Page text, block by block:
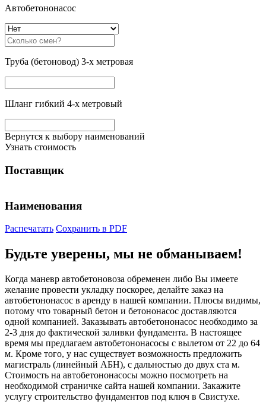
Автобетононасос
Труба (бетоновод) 3-х метровая
Шланг гибкий 4-х метровый
Вернутся к выбору наименований
Узнать стоимость
Поставщик
Наименования
Распечатать Сохранить в PDF
Будьте уверены, мы не обманываем!
Когда маневр автобетоновоза обременен либо Вы имеете
желание провести укладку поскорее, делайте заказ на
автобетононасос в аренду в нашей компании. Плюсы видимы,
потому что товарный бетон и бетононасос доставляются
одной компанией. Заказывать автобетононасос необходимо за
2-3 дня до фактической заливки фундамента. В настоящее
время мы предлагаем автобетононасосы с вылетом от 22 до 64
м. Кроме того, у нас существует возможность предложить
магистраль (линейный АБН), с дальностью до двух ста м.
Стоимость на автобетононасосы можно посмотреть на
необходимой страничке сайта нашей компании. Закажите
услугу строительство фундаментов под ключ в Свистухе.